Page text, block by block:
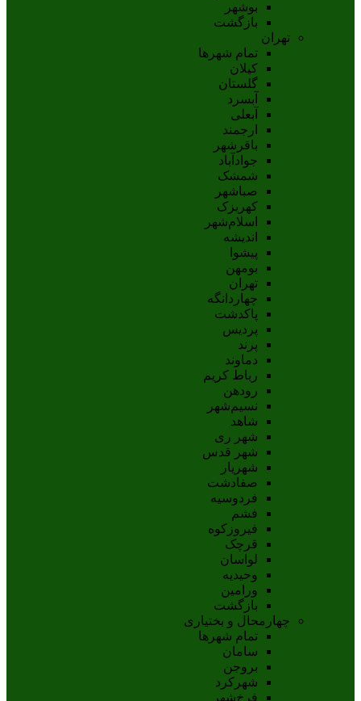
بوشهر
بازگشت
تهران
تمام شهر‌ها
کیلان
گلستان
آبسرد
آبعلی
ارجمند
باقرشهر
جوادآباد
شمشک
صباشهر
کهریزک
اسلام‌شهر
اندیشه
پيشوا
بومهن
تهران
چهاردانگه
پاکدشت
پردیس
پرند
دماوند
رباط کریم
رودهن
نسيم‌شهر
شاهد
شهر ری
شهر قدس
شهریار
صفادشت
فردوسیه
فشم
فیروزکوه
قرچک
لواسان
وحیدیه
ورامین
بازگشت
چهارمحال و بختیاری
تمام شهر‌ها
سامان
بروجن
شهرکرد
فرخ‌شهر